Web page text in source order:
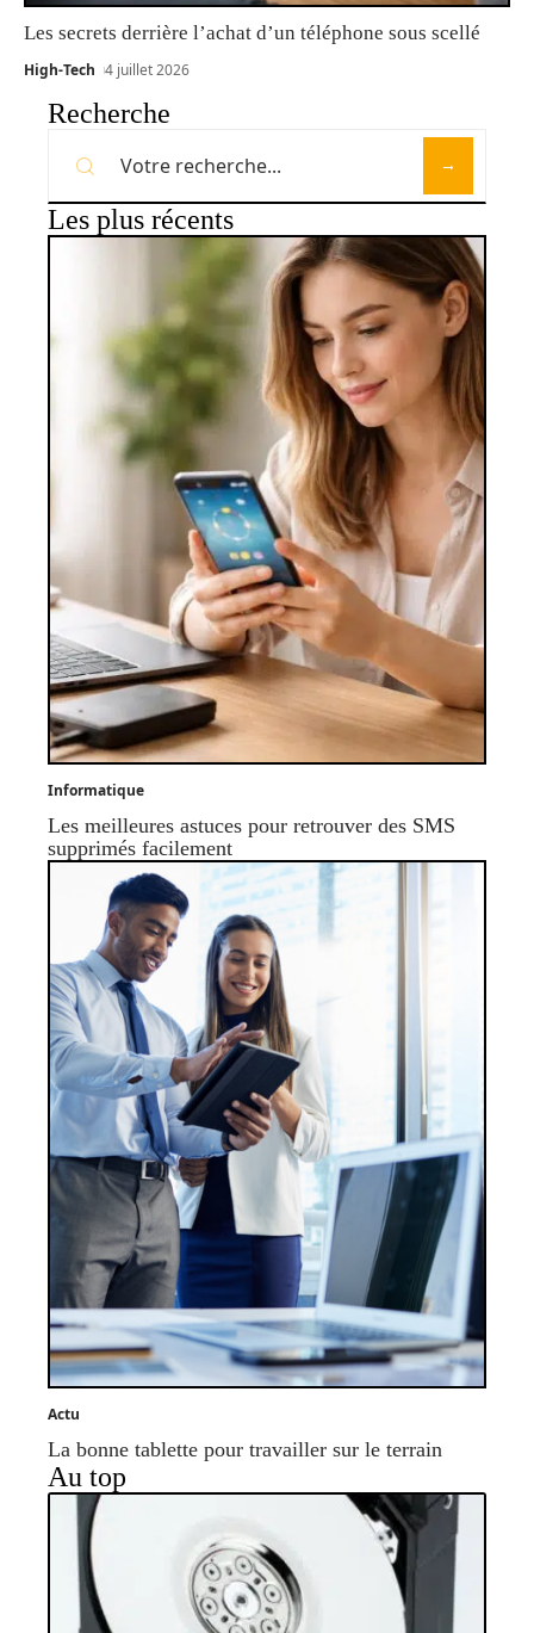
Les secrets derrière l’achat d’un téléphone sous scellé
High-Tech 4 juillet 2026
Recherche
Les plus récents
Informatique
Les meilleures astuces pour retrouver des SMS
supprimés facilement
Actu
La bonne tablette pour travailler sur le terrain
Au top